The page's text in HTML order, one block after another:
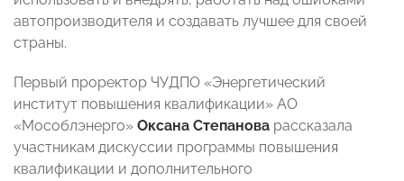
автопроизводителя и создавать лучшее для своей
страны.
Первый проректор ЧУДПО «Энергетический
институт повышения квалификации» АО
«Мособлэнерго» Оксана Степанова рассказала
участникам дискуссии программы повышения
квалификации и дополнительного